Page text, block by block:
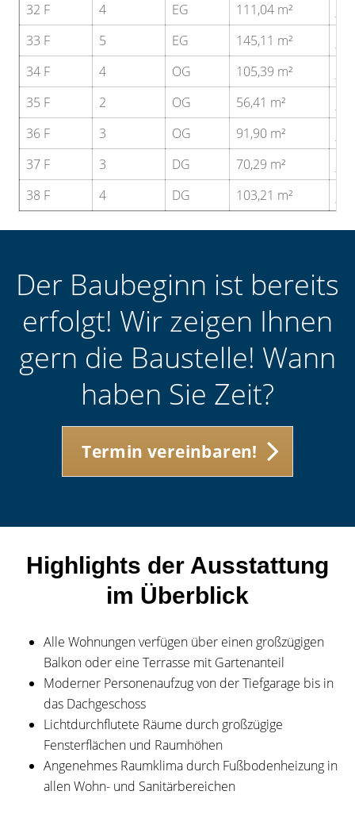
32 F
4 EG 111,04 m²
33 F
5 EG 145,11 m²
34 F
4 OG 105,39 m²
35 F
2 OG 56,41 m²
36 F
3 OG 91,90 m²
37 F
3 DG 70,29 m²
38 F
4 DG 103,21 m²
Der Baubeginn ist bereits
erfolgt! Wir zeigen Ihnen
gern die Baustelle! Wann
haben Sie Zeit?
Termin vereinbaren!
Highlights der Ausstattung
im Überblick
Alle Wohnungen verfügen über einen großzügigen
Balkon oder eine Terrasse mit Gartenanteil
Moderner Personenaufzug von der Tiefgarage bis in
das Dachgeschoss
Lichtdurchflutete Räume durch großzügige
Fensterflächen und Raumhöhen
Angenehmes Raumklima durch Fußbodenheizung in
allen Wohn- und Sanitärbereichen